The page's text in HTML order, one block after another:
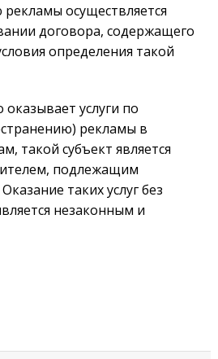
осуществляется
договора, содержащего
определения такой
услуги по
рекламы в
такой субъект является
подлежащим
таких услуг без
незаконным и